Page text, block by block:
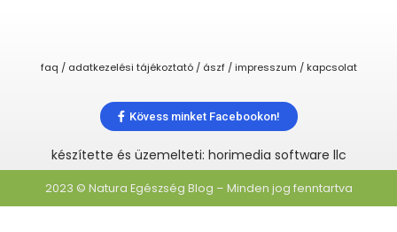
faq / adatkezelési tájékoztató / ászf / impresszum / kapcsolat
Kövess minket Facebookon!
készítette és üzemelteti: horimedia software llc
2023 © Natura Egészség Blog – Minden jog fenntartva